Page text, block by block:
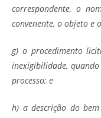
correspondente, o
convenente, o objeto e
g) o procedimento
inexigibilidade,
processo; e
h) a descrição do